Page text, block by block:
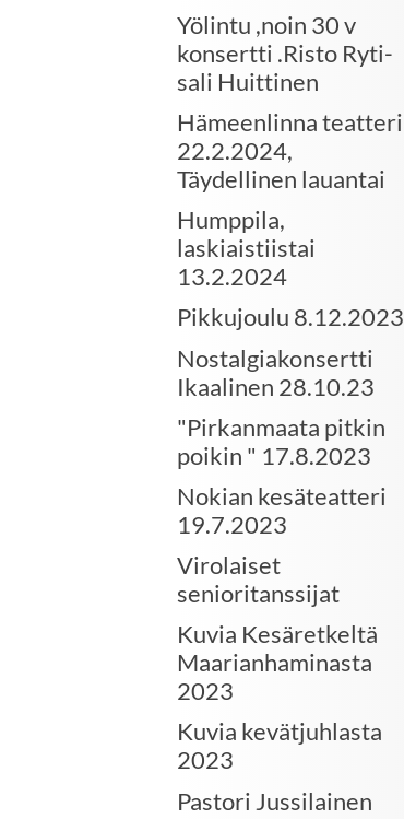
Yölintu ,noin 30 v
konsertti .Risto Ryti-
sali Huittinen
Hämeenlinna teatteri
22.2.2024,
Täydellinen lauantai
Humppila,
laskiaistiistai
13.2.2024
Pikkujoulu 8.12.2023
Nostalgiakonsertti
Ikaalinen 28.10.23
"Pirkanmaata pitkin
poikin " 17.8.2023
Nokian kesäteatteri
19.7.2023
Virolaiset
senioritanssijat
Kuvia Kesäretkeltä
Maarianhaminasta
2023
Kuvia kevätjuhlasta
2023
Pastori Jussilainen